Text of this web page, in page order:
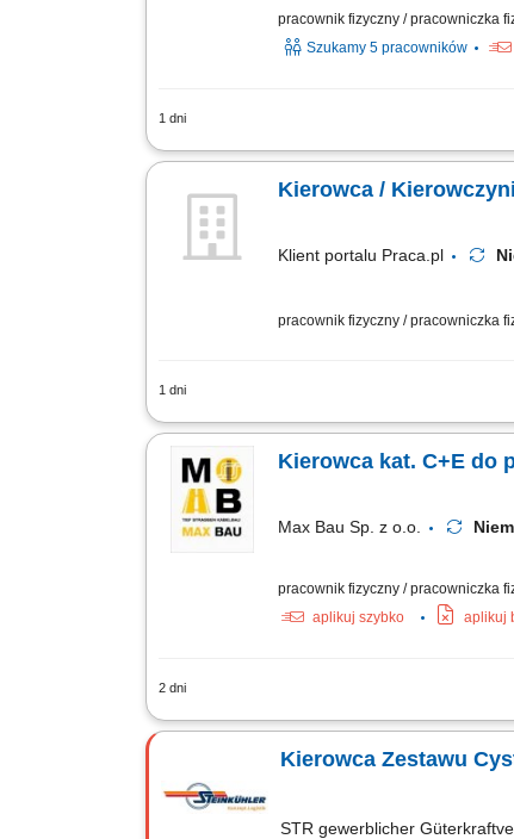
pracownik fizyczny / pracowniczka
Szukamy 5 pracowników
1 dni
KOGO POSZUKUJEMY?
Kierowca /
Klient portalu Praca.pl
pracownik fizyczny / pracowniczka
1 dni
Transport towarów oraz ładunków
Kierowca kat. C+E do
Max Bau Sp. z o.o.
pracownik fizyczny / pracowniczka
aplikuj szybko
aplikuj
2 dni
Opis stanowiska: Poszukujemy
Kierowca Zestawu
STR gewerblicher